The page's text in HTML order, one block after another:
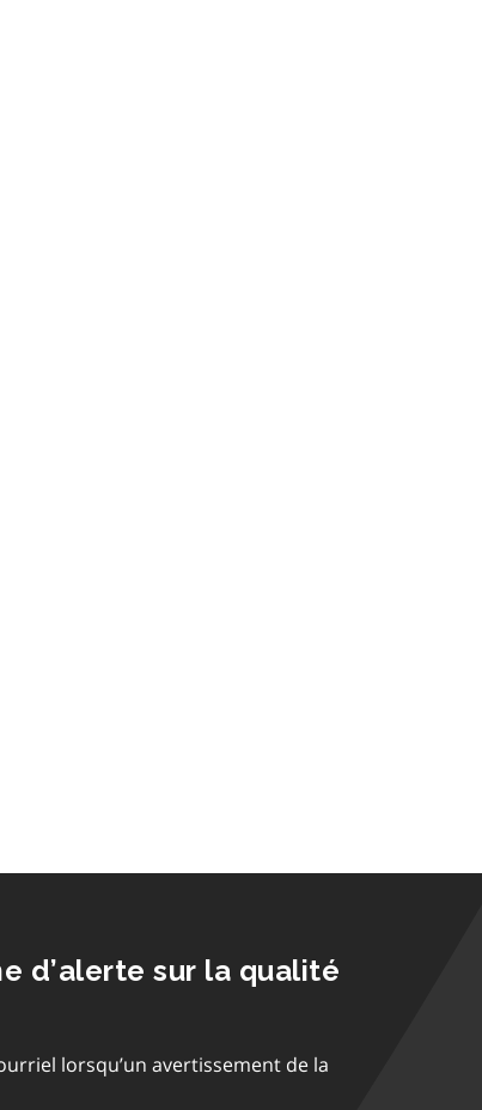
d’alerte sur la qualité
lorsqu’un avertissement de la